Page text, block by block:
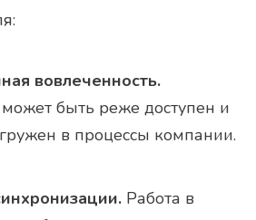
вовлеченность.
быть реже доступен и
в процессы компании.
Работа в